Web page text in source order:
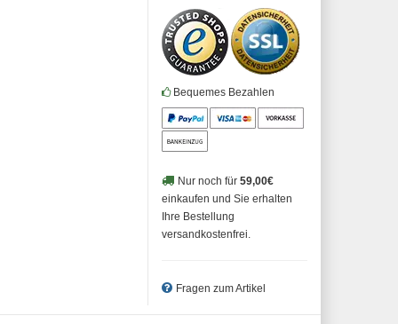
Bequemes Bezahlen
Nur noch für 59,00€
einkaufen und Sie erhalten
Ihre Bestellung
versandkostenfrei.
Fragen zum Artikel